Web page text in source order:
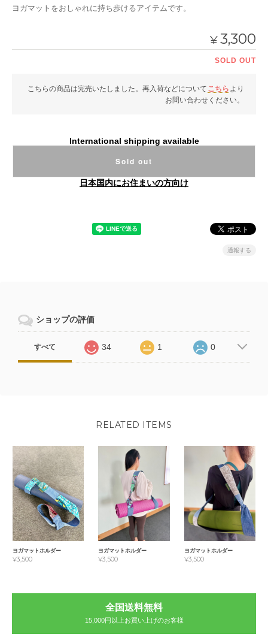
ヨガマットをおしゃれに持ち歩けるアイテムです。
¥3,300
SOLD OUT
こちらの商品は完売いたしました。再入荷などについて こちら より
お問い合わせください。
International shipping available
Sold out
日本国内にお住まいの方向け
通報する
ショップの評価
すべて 34 1 0
RELATED ITEMS
ヨガマットホルダー
¥3,500
ヨガマットホルダー
¥3,500
ヨガマットホルダー
¥3,500
全国送料無料
15,000円以上お買い上げのお客様